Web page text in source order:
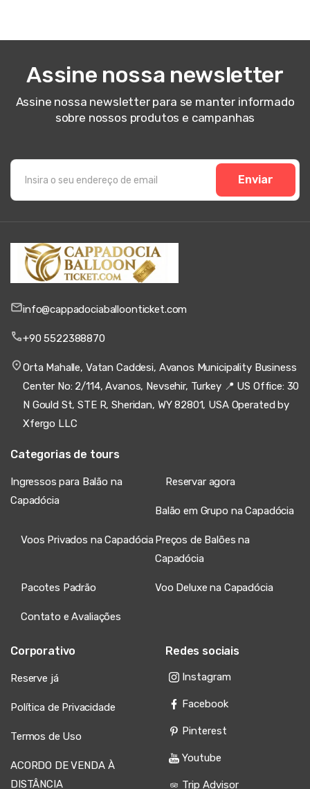
Assine nossa newsletter
Assine nossa newsletter para se manter informado
sobre nossos produtos e campanhas
Enviar
info@cappadociaballoonticket.com
+90 5522388870
Orta Mahalle, Vatan Caddesi, Avanos Municipality Business
Center No: 2/114, Avanos, Nevsehir, Turkey 📍 US Office: 30
N Gould St, STE R, Sheridan, WY 82801, USA Operated by
Xfergo LLC
Categorias de tours
Ingressos para Balão na
Capadócia
Reservar agora
Balão em Grupo na Capadócia
Voos Privados na Capadócia Preços de Balões na
Capadócia
Pacotes Padrão Voo Deluxe na Capadócia
Contato e Avaliações
Corporativo
Reserve já
Política de Privacidade
Termos de Uso
ACORDO DE VENDA À
DISTÂNCIA
Redes sociais
Instagram
Facebook
Pinterest
Youtube
Trip Advisor